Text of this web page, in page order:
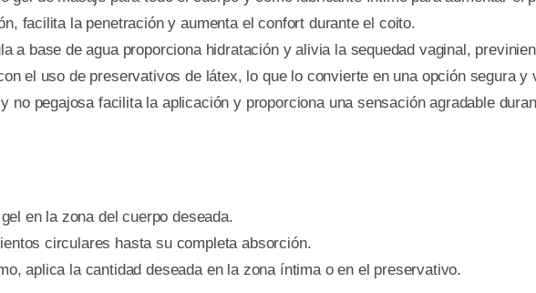
facilita la penetración y aumenta el confort durante el coito.
a base de agua proporciona hidratación y alivia la sequedad vaginal,
el uso de preservativos de látex, lo que lo convierte en una opción segura y
no pegajosa facilita la aplicación y proporciona una sensación agradable
en la zona del cuerpo deseada.
circulares hasta su completa absorción.
aplica la cantidad deseada en la zona íntima o en el preservativo.